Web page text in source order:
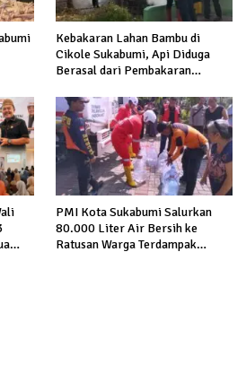
Kebakaran Lahan Bambu di
Cikole Sukabumi, Api Diduga
Berasal dari Pembakaran
PMI Kota Sukabumi Salurkan
80.000 Liter Air Bersih ke
Ratusan Warga Terdampak